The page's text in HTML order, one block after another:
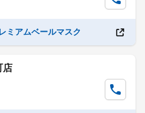
ミアムベールマスク
店